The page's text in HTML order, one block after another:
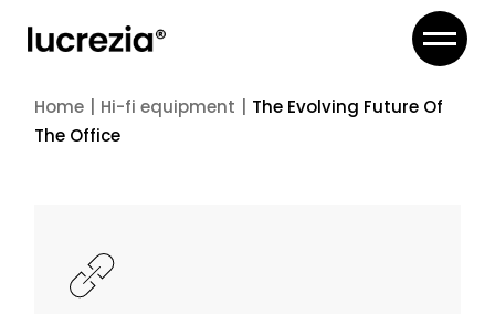
Home Hi-fi equipment
The Evolving Future Of
The Office